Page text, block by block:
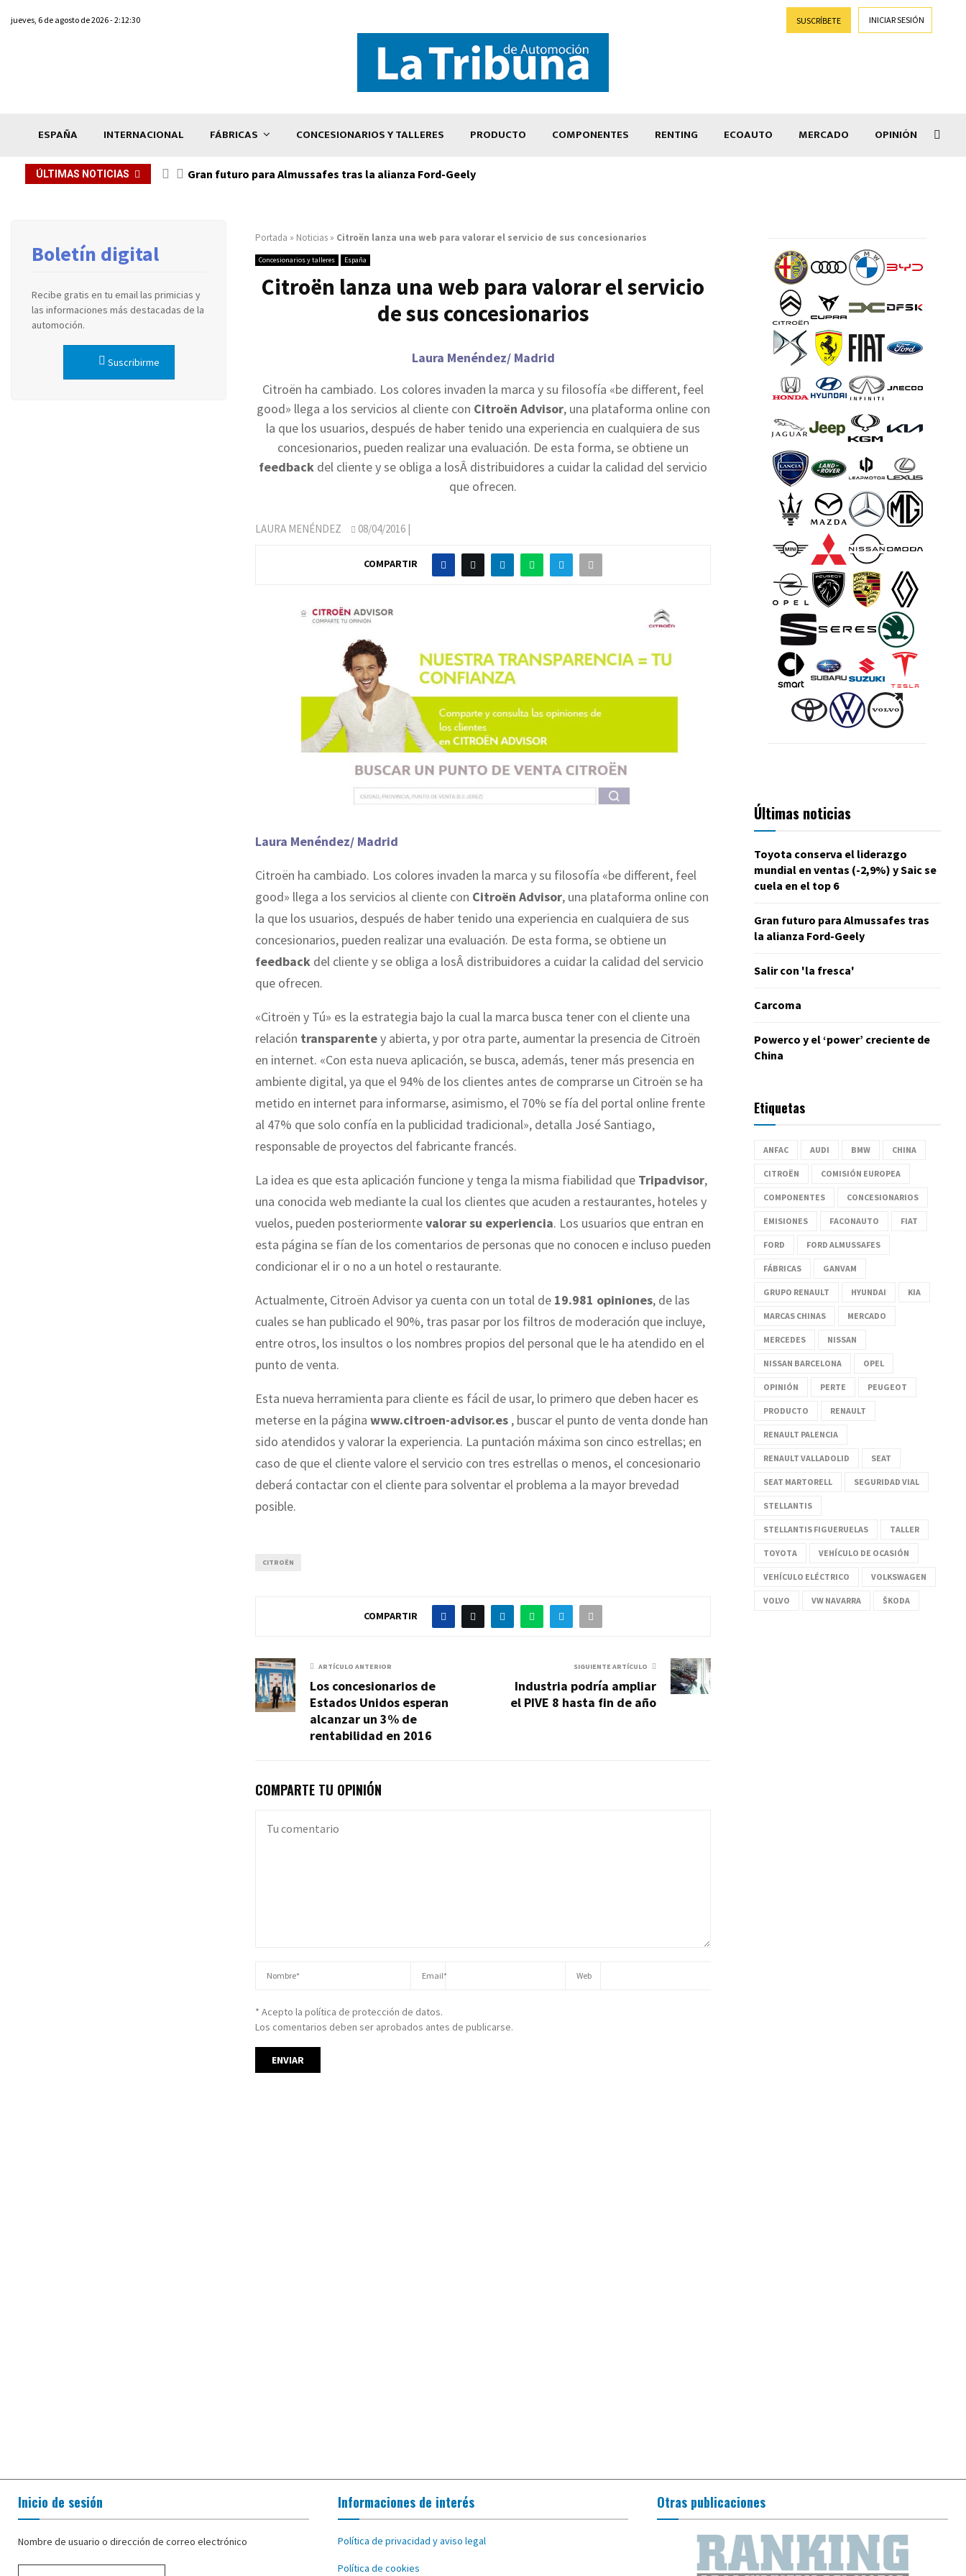
jueves, 6 de agosto de 2026 - 2:12:30 SUSCRÍBETE INICIAR SESIÓN
ESPAÑA INTERNACIONAL FÁBRICAS CONCESIONARIOS Y TALLERES PRODUCTO COMPONENTES RENTING ECOAUTO MERCADO OPINIÓN
ÚLTIMAS NOTICIAS Gran futuro para Almussafes tras la alianza Ford-Geely
Portada » Noticias » Citroën lanza una web para valorar el servicio de sus concesionarios
Concesionarios y talleres España
Citroën lanza una web para valorar el servicio
de sus concesionarios
Laura Menéndez/ Madrid
Citroën ha cambiado. Los colores invaden la marca y su filosofía «be different, feel
good» llega a los servicios al cliente con Citroën Advisor, una plataforma online con
la que los usuarios, después de haber tenido una experiencia en cualquiera de sus
concesionarios, pueden realizar una evaluación. De esta forma, se obtiene un
feedback del cliente y se obliga a losÂ distribuidores a cuidar la calidad del servicio
que ofrecen.
LAURA MENÉNDEZ 08/04/2016 |
COMPARTIR
Laura Menéndez/ Madrid
Citroën ha cambiado. Los colores invaden la marca y su filosofía «be different, feel
good» llega a los servicios al cliente con Citroën Advisor, una plataforma online con
la que los usuarios, después de haber tenido una experiencia en cualquiera de sus
concesionarios, pueden realizar una evaluación. De esta forma, se obtiene un
feedback del cliente y se obliga a losÂ distribuidores a cuidar la calidad del servicio
que ofrecen.
«Citroën y Tú» es la estrategia bajo la cual la marca busca tener con el cliente una
relación transparentey abierta, y por otra parte, aumentar la presencia de Citroën
en internet. «Con esta nueva aplicación, se busca, además, tener más presencia en
ambiente digital, ya que el 94% de los clientes antes de comprarse un Citroën se ha
metido en internet para informarse, asimismo, el 70% se fía del portal online frente
al 47% que solo confía en la publicidad tradicional», detalla José Santiago,
responsable de proyectos del fabricante francés.
La idea es que esta aplicación funcione y tenga la misma fiabilidad que Tripadvisor,
una conocida web mediante la cual los clientes que acuden a restaurantes, hoteles y
vuelos, pueden posteriormentevalorar su experiencia. Los usuarios que entran en
esta página se fían de los comentarios de personas que no conocen e incluso pueden
condicionar el ir o no a un hotel o restaurante.
Actualmente, Citroën Advisor ya cuenta con un total de 19.981 opiniones, de las
cuales se han publicado el 90%, tras pasar por los filtros de moderación que incluye,
entre otros, los insultos o los nombres propios del personal que le ha atendido en el
punto de venta.
Esta nueva herramienta para cliente es fácil de usar, lo primero que deben hacer es
meterse en la página www.citroen-advisor.es , buscar el punto de venta donde han
sido atendidos y valorar la experiencia. La puntación máxima son cinco estrellas; en
caso de que el cliente valore el servicio con tres estrellas o menos, el concesionario
deberá contactar con el cliente para solventar el problema a la mayor brevedad
posible.
CITROËN
COMPARTIR
ARTÍCULO ANTERIOR
Los concesionarios de
Estados Unidos esperan
alcanzar un 3% de
rentabilidad en 2016
SIGUIENTE ARTÍCULO
Industria podría ampliar
el PIVE 8 hasta fin de año
COMPARTE TU OPINIÓN
* Acepto la política de protección de datos.
Los comentarios deben ser aprobados antes de publicarse.
Boletín digital
Recibe gratis en tu email las primicias y
las informaciones más destacadas de la
automoción.
Suscribirme
Últimas noticias
Toyota conserva el liderazgo
mundial en ventas (-2,9%) y Saic se
cuela en el top 6
Gran futuro para Almussafes tras
la alianza Ford-Geely
Salir con 'la fresca'
Carcoma
Powerco y el ‘power’ creciente de
China
Etiquetas
ANFAC AUDI BMW CHINA
CITROËN COMISIÓN EUROPEA
COMPONENTES CONCESIONARIOS
EMISIONES FACONAUTO FIAT
FORD FORD ALMUSSAFES
FÁBRICAS GANVAM
GRUPO RENAULT HYUNDAI KIA
MARCAS CHINAS MERCADO
MERCEDES NISSAN
NISSAN BARCELONA OPEL
OPINIÓN PERTE PEUGEOT
PRODUCTO RENAULT
RENAULT PALENCIA
RENAULT VALLADOLID SEAT
SEAT MARTORELL SEGURIDAD VIAL
STELLANTIS
STELLANTIS FIGUERUELAS TALLER
TOYOTA VEHÍCULO DE OCASIÓN
VEHÍCULO ELÉCTRICO VOLKSWAGEN
VOLVO VW NAVARRA ŠKODA
Inicio de sesión
Nombre de usuario o dirección de correo electrónico
Informaciones de interés
Política de privacidad y aviso legal
Política de cookies
Otras publicaciones